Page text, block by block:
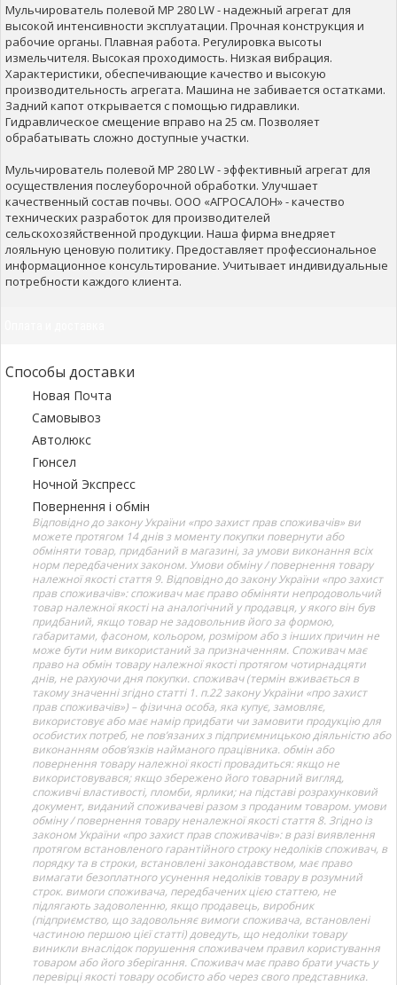
Мульчирователь полевой MP 280 LW - надежный агрегат для
высокой интенсивности эксплуатации. Прочная конструкция и
рабочие органы. Плавная работа. Регулировка высоты
измельчителя. Высокая проходимость. Низкая вибрация.
Характеристики, обеспечивающие качество и высокую
производительность агрегата. Машина не забивается остатками.
Задний капот открывается с помощью гидравлики.
Гидравлическое смещение вправо на 25 см. Позволяет
обрабатывать сложно доступные участки.
Мульчирователь полевой MP 280 LW - эффективный агрегат для
осуществления послеуборочной обработки. Улучшает
качественный состав почвы. ООО «АГРОСАЛОН» - качество
технических разработок для производителей
сельскохозяйственной продукции. Наша фирма внедряет
лояльную ценовую политику. Предоставляет профессиональное
информационное консультирование. Учитывает индивидуальные
потребности каждого клиента.
Способы доставки
Новая Почта
Самовывоз
Автолюкс
Гюнсел
Ночной Экспресс
Повернення і обмін
Відповідно до закону України «про захист прав споживачів» ви
можете протягом 14 днів з моменту покупки повернути або
обміняти товар, придбаний в магазині, за умови виконання всіх
норм передбачених законом. Умови обміну / повернення товару
належної якості стаття 9. Відповідно до закону України «про захист
прав споживачів»: споживач має право обміняти непродовольчий
товар належної якості на аналогічний у продавця, у якого він був
придбаний, якщо товар не задовольнив його за формою,
габаритами, фасоном, кольором, розміром або з інших причин не
може бути ним використаний за призначенням. Споживач має
право на обмін товару належної якості протягом чотирнадцяти
днів, не рахуючи дня покупки. споживач (термін вживається в
такому значенні згідно статті 1. п.22 закону України «про захист
прав споживачів») – фізична особа, яка купує, замовляє,
використовує або має намір придбати чи замовити продукцію для
особистих потреб, не пов’язаних з підприємницькою діяльністю або
виконанням обов’язків найманого працівника. обмін або
повернення товару належної якості провадиться: якщо не
використовувався; якщо збережено його товарний вигляд,
споживчі властивості, пломби, ярлики; на підставі розрахунковий
документ, виданий споживачеві разом з проданим товаром. умови
обміну / повернення товару неналежної якості стаття 8. Згідно із
законом України «про захист прав споживачів»: в разі виявлення
протягом встановленого гарантійного строку недоліків споживач, в
порядку та в строки, встановлені законодавством, має право
вимагати безоплатного усунення недоліків товару в розумний
строк. вимоги споживача, передбачених цією статтею, не
підлягають задоволенню, якщо продавець, виробник
(підприємство, що задовольняє вимоги споживача, встановлені
частиною першою цієї статті) доведуть, що недоліки товару
виникли внаслідок порушення споживачем правил користування
товаром або його зберігання. Споживач має право брати участь у
перевірці якості товару особисто або через свого представника.